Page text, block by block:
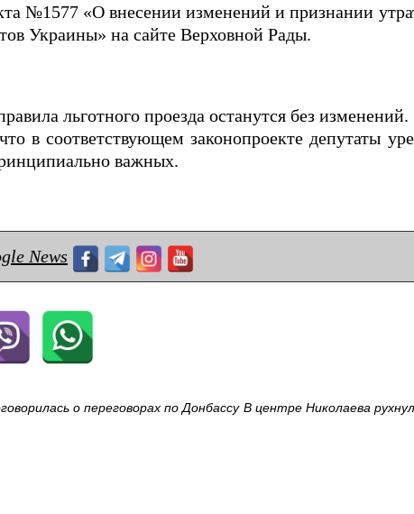
№1577 «О внесении изменений и признании
Украины» на сайте Верховной Рады.
льготного проезда останутся без изменений.
в соответствующем законопроекте депутаты
важных.
News
о переговорах по Донбассу В центре Николаева